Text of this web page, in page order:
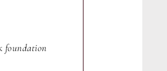
foundation